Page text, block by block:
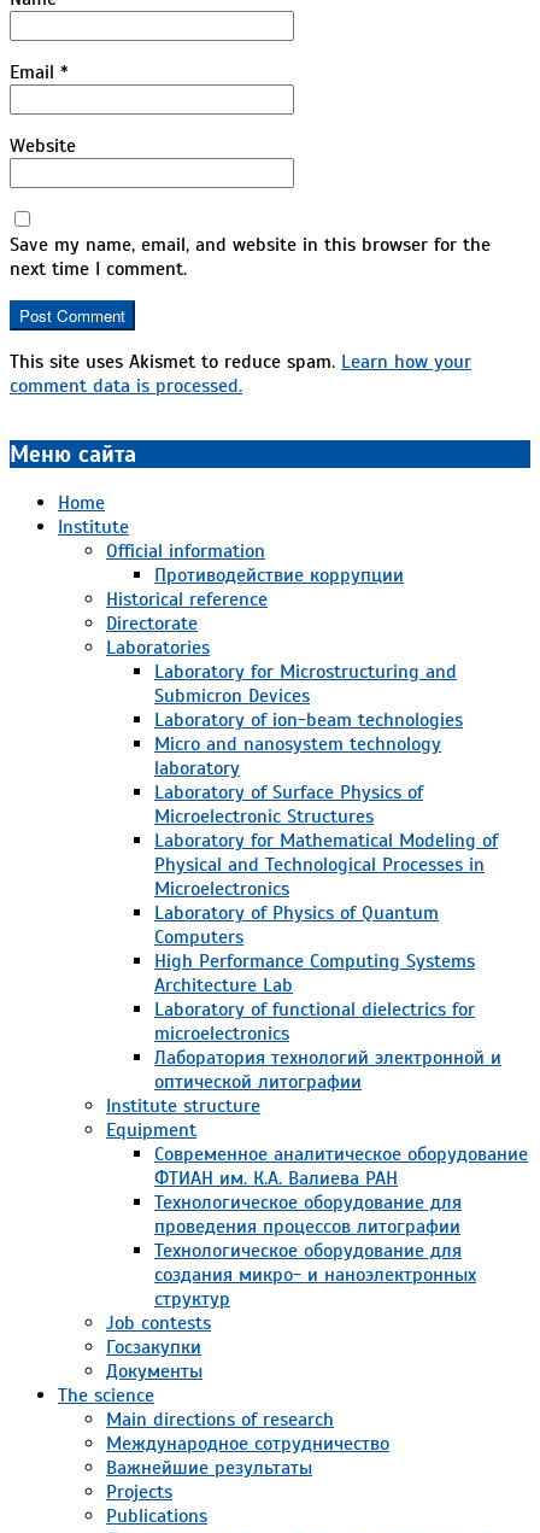
Email *
Website
Save my name, email, and website in this browser for the
next time I comment.
This site uses Akismet to reduce spam. Learn how your
comment data is processed.
Меню сайта
Home
Institute
Official information
Противодействие коррупции
Historical reference
Directorate
Laboratories
Laboratory for Microstructuring and
Submicron Devices
Laboratory of ion-beam technologies
Micro and nanosystem technology
laboratory
Laboratory of Surface Physics of
Microelectronic Structures
Laboratory for Mathematical Modeling of
Physical and Technological Processes in
Microelectronics
Laboratory of Physics of Quantum
Computers
High Performance Computing Systems
Architecture Lab
Laboratory of functional dielectrics for
microelectronics
Лаборатория технологий электронной и
оптической литографии
Institute structure
Equipment
Современное аналитическое оборудование
ФТИАН им. К.А. Валиева РАН
Технологическое оборудование для
проведения процессов литографии
Технологическое оборудование для
создания микро- и наноэлектронных
структур
Job contests
Госзакупки
Документы
The science
Main directions of research
Международное сотрудничество
Важнейшие результаты
Projects
Publications